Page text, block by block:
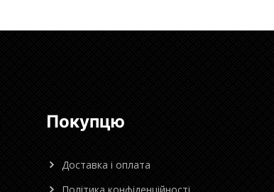
Покупцю
Доставка і оплата
Політика конфіденційності